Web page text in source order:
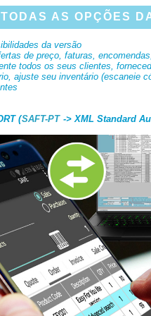
TODAS AS OPÇÕES
da versão
de preço, faturas,
todos os seus clientes,
ajuste seu inventário (escaneie
(SAFT-PT -> XML Standard